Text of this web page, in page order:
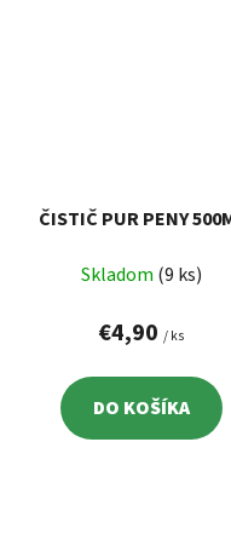
ČISTIČ PUR PENY
Skladom (9 ks)
€4,90 / ks
DO KOŠÍKA